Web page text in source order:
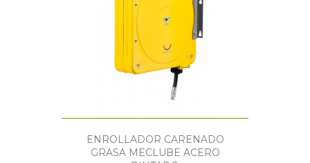
ENROLLADOR CARENADO
GRASA MECLUBE ACERO